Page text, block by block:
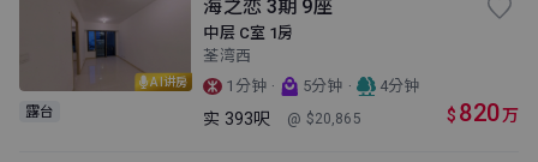
AI讲房
露台
海之恋 3期 9座
中层 C室 1房
荃湾西
1分钟 · 5分钟 · 4分钟
实 393呎 @ $20,865 $ 820万